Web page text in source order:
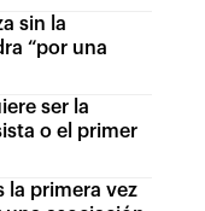
sin la
“por una
ser la
o el primer
la primera vez